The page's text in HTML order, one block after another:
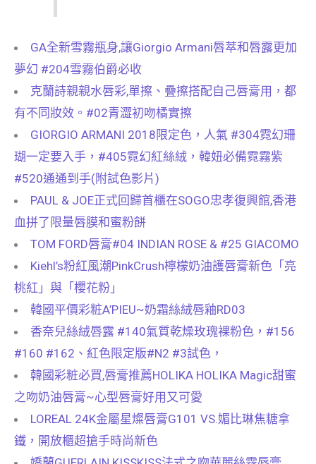
GA全新雪霧瓶身,讓Giorgio Armani唇萃和唇露更加
夢幻 #204雪霧伯爵必收
克蘭詩親親水唇彩,單擦、疊擦搭配自己唇膏用，都
有不同妝效。#02青澀初吻橘實擦
GIORGIO ARMANI 2018限定色，人氣 #304霓幻珊
瑚一定要入手，#405霓幻紅絲絨，韓妞必備霓霧紫
#520通通到手(附試色影片)
PAUL & JOE正式回歸首櫃在SOGO忠孝復興館,香港
血拼了限量唇膜和蜜粉餅
TOM FORD唇膏#04 INDIAN ROSE & #25 GIACOMO
Kiehl’s粉紅風潮PinkCrush檸檬奶油護唇膏新色「亮
桃紅」與「櫻花粉」
韓國平價彩粧A’PIEU~奶霜絲絨唇釉RD03
香奈兒絲絨唇露 #140氣質乾燥玫瑰裸粉色，#156
#160 #162、紅色限定版#N2 #3試色，
韓國彩粧必買,唇膏推薦HOLIKA HOLIKA Magic甜蜜
之吻奶油唇膏~心型唇膏好用又可愛
LOREAL 24K金屬星燦唇膏G101 VS.媚比琳焦糖拿
鐵，開放櫃超搶手時尚新色